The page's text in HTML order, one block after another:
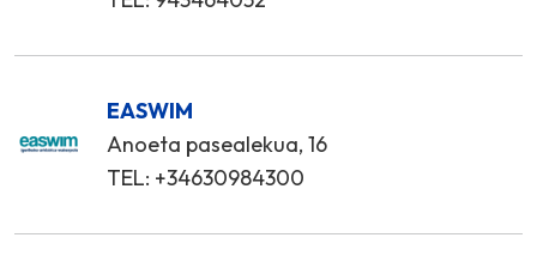
EASWIM
Anoeta pasealekua, 16
TEL: +34630984300